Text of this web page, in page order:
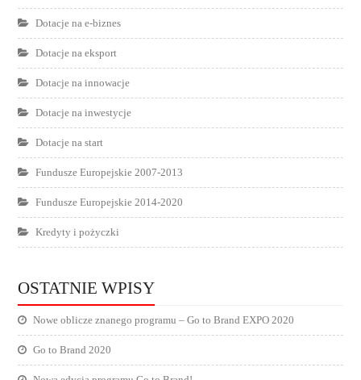
Dotacje na e-biznes
Dotacje na eksport
Dotacje na innowacje
Dotacje na inwestycje
Dotacje na start
Fundusze Europejskie 2007-2013
Fundusze Europejskie 2014-2020
Kredyty i pożyczki
OSTATNIE WPISY
Nowe oblicze znanego programu – Go to Brand EXPO 2020
Go to Brand 2020